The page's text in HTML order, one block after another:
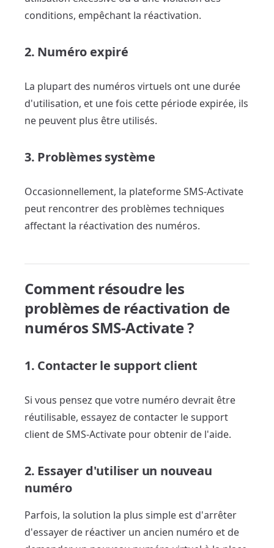
conditions, empêchant la réactivation.
2. Numéro expiré
La plupart des numéros virtuels ont une durée
d'utilisation, et une fois cette période expirée, ils
ne peuvent plus être utilisés.
3. Problèmes système
Occasionnellement, la plateforme SMS-Activate
peut rencontrer des problèmes techniques
affectant la réactivation des numéros.
Comment résoudre les
problèmes de réactivation de
numéros SMS-Activate ?
1. Contacter le support client
Si vous pensez que votre numéro devrait être
réutilisable, essayez de contacter le support
client de SMS-Activate pour obtenir de l'aide.
2. Essayer d'utiliser un nouveau
numéro
Parfois, la solution la plus simple est d'arrêter
d'essayer de réactiver un ancien numéro et de